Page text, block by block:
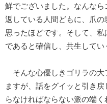
鮮でございました。なんな
返している人間どもに、爪
思ったほどです。そして、
であると確信し、共生してい
そんな心優しきゴリラの大
ますが、話をグイッと引き
らなければならない派の端